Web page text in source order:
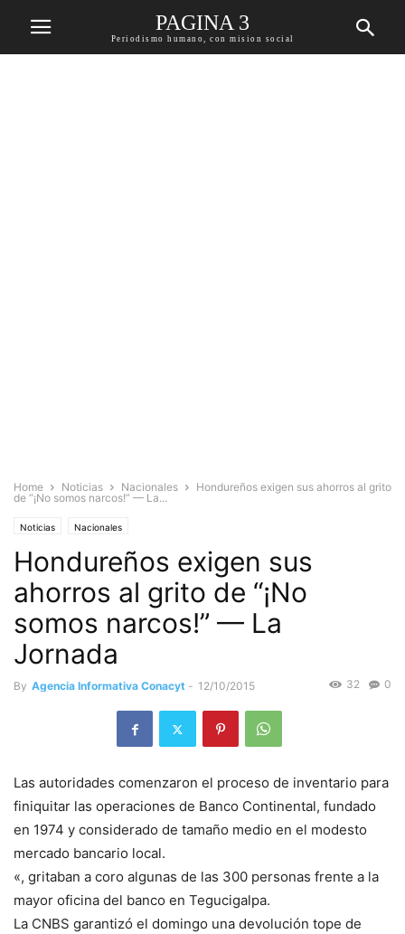
PAGINA 3
Periodismo humano, con mision social
Home Noticias Nacionales
Hondureños exigen sus ahorros al grito
de “¡No somos narcos!” — La...
Noticias Nacionales
Hondureños exigen sus
ahorros al grito de “¡No
somos narcos!” — La
Jornada
By Agencia Informativa Conacyt - 12/10/2015 0
32
Las autoridades comenzaron el proceso de inventario para
finiquitar las operaciones de Banco Continental, fundado
en 1974 y considerado de tamaño medio en el modesto
mercado bancario local.
«, gritaban a coro algunas de las 300 personas frente a la
mayor oficina del banco en Tegucigalpa.
La CNBS garantizó el domingo una devolución tope de